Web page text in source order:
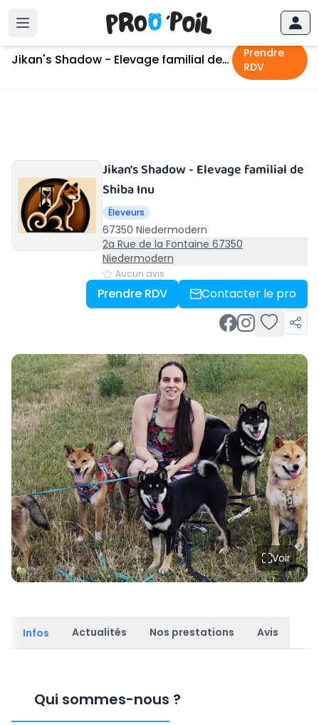
Accueil Niedermodern›
Jikan's Shadow - Elevage familial de Shiba Inu
Prendre
RDV
Jikan's Shadow - Elevage familial de
Shiba Inu
Éleveurs
67350 Niedermodern
2a Rue de la Fontaine 67350
Niedermodern
Aucun avis
Prendre RDV Contacter le pro
Voir
Infos Actualités Nos prestations Avis
Qui sommes-nous ?